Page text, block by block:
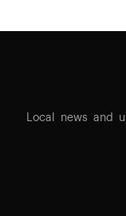
Local news and